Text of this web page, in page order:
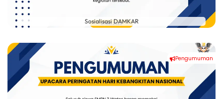
Sosialisasi DAMKAR
Pengumuman